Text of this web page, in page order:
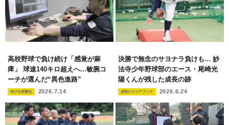
高校野球で負け続け「感覚が麻
痺」 球速140キロ超えへ...敏腕コ
ーチが選んだ“異色進路”
伸びる指導法 2026.7.14
決勝で無念のサヨナラ負けも... 妙
法寺少年野球部のエース・尾崎光
陽くんが残した成長の跡
成長のスコアブック 2026.6.24